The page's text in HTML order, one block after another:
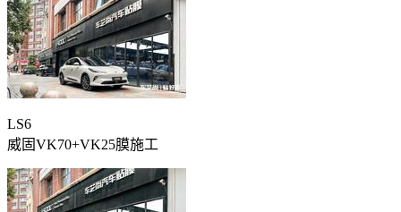
LS6
威固VK70+VK25膜施工